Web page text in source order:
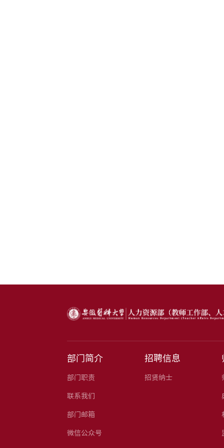
部门简介
部门职责
联系我们
部门邮箱
微信公众号
招聘信息
招贤纳士